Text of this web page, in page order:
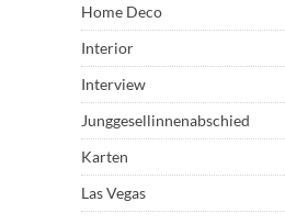
Home Deco
Interior
Interview
Junggesellinnenabschied
Karten
Las Vegas